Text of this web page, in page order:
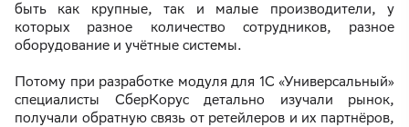
быть как крупные, так и малые производители, у
которых разное количество сотрудников, разное
оборудование и учётные системы.
Потому при разработке модуля для 1С «Универсальный»
специалисты СберКорус детально изучали рынок,
получали обратную связь от ретейлеров и их партнёров,